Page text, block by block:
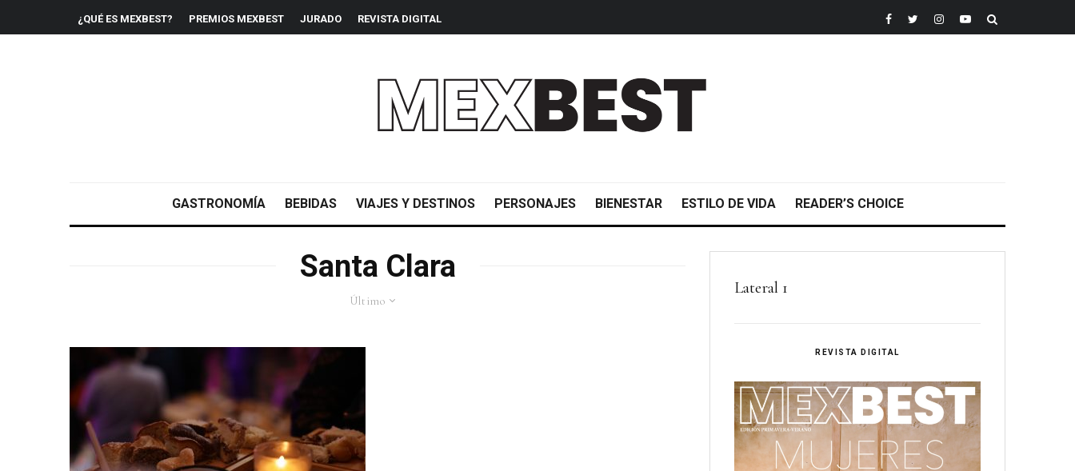
¿QUÉ ES MEXBEST? PREMIOS MEXBEST JURADO REVISTA DIGITAL
GASTRONOMÍA BEBIDAS VIAJES Y DESTINOS PERSONAJES BIENESTAR ESTILO DE VIDA READER’S CHOICE
Santa Clara
Último
Lateral 1
REVISTA DIGITAL